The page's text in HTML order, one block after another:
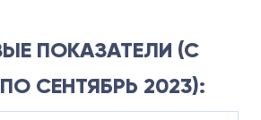
ПОКАЗАТЕЛИ (С
СЕНТЯБРЬ 2023):